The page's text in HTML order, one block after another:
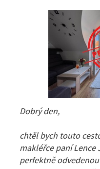
Dobrý den,
chtěl bych touto
makléřce paní Lence
perfektně